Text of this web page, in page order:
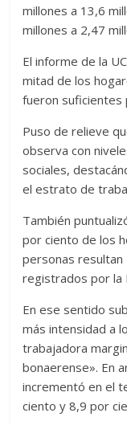
millones a 13,6
millones a 2,47
El informe de la
mitad de los
fueron suficientes
Puso de relieve
observa con
sociales,
el estrato de
También
por ciento de los
personas
registrados por la
En ese sentido
más intensidad a
trabajadora
bonaerense». En
incrementó en el
ciento y 8,9 por